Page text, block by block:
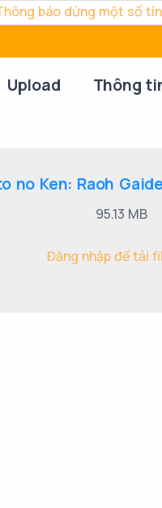
báo dừng một số
Upload Thông
no Ken: Raoh
95.13 MB
Đăng nhập để tải